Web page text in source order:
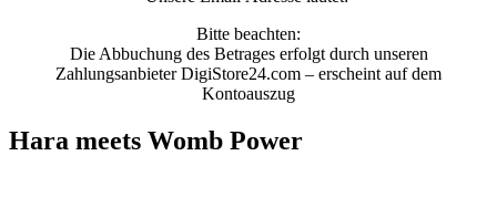
Bitte beachten:
Die Abbuchung des Betrages erfolgt durch unseren
Zahlungsanbieter DigiStore24.com – erscheint auf dem
Kontoauszug
Hara meets Womb Power